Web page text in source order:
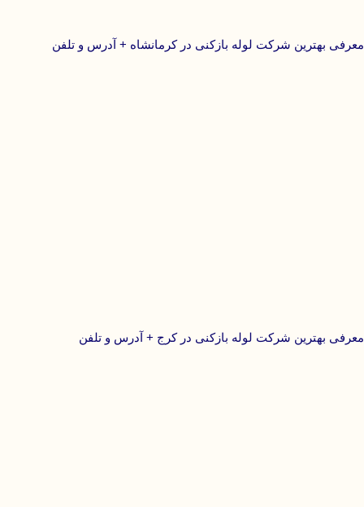
معرفی بهترین شرکت لوله بازکنی در کرمانشاه + آدرس و تلفن
معرفی بهترین شرکت لوله بازکنی در کرج + آدرس و تلفن